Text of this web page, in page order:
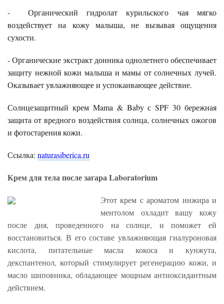
- Органический гидролат курильского чая мягко
воздействует на кожу малыша, не вызывая ощущения
сухости.
- Органические экстракт донника однолетнего обеспечивает
защиту нежной кожи малыша и мамы от солнечных лучей.
Оказывает увлажняющее и успокаивающее действие.
Солнцезащитный крем Mama & Baby с SPF 30 бережная
защита от вредного воздействия солнца, солнечных ожогов
и фотостарения кожи.
Ссылка: naturasiberica.ru
Крем для тела после загара Laboratorium
Этот крем с ароматом инжира и
ментолом охладит вашу кожу
после дня, проведенного на солнце, и поможет ей
восстановиться. В его составе увлажняющая гиалуроновая
кислота, питательные масла кокоса и кунжута,
декспантенол, который стимулирует регенерацию кожи, и
масло шиповника, обладающее мощным антиоксидантным
действием.